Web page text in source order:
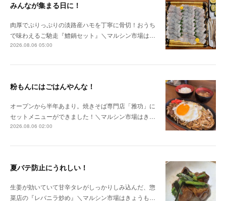
みんなが集まる日に！
肉厚でぷりっぷりの淡路産ハモを丁寧に骨切！おうち
で味わえるご馳走『鱧鍋セット』＼マルシン市場は…
2026.08.06 05:00
粉もんにはごはんやんな！
オープンから半年あまり。焼きそば専門店「雅功」に
セットメニューができました！＼マルシン市場はき…
2026.08.06 02:00
夏バテ防止にうれしい！
生姜が効いていて甘辛タレがしっかりしみ込んだ、惣
菜店の『レバニラ炒め』＼マルシン市場はきょうも…